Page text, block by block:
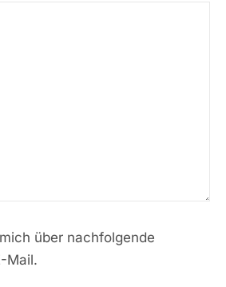
über nachfolgende
Mail.